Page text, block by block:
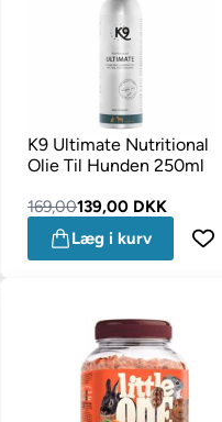
K9 Ultimate Nutritional
Olie Til Hunden 250ml
169,00139,00 DKK
Læg i kurv